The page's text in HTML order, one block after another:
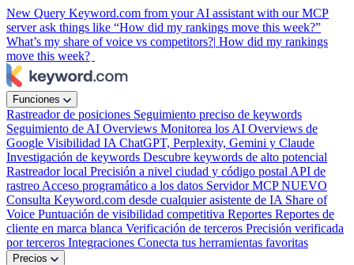
New Query Keyword.com from your AI assistant with our MCP
server ask things like “How did my rankings move this week?”
What’s my share of voice vs competitors?| How did my rankings
move this week?
Funciones
Rastreador de posiciones Seguimiento preciso de keywords
Seguimiento de AI Overviews Monitorea los AI Overviews de
Google Visibilidad IA ChatGPT, Perplexity, Gemini y Claude
Investigación de keywords Descubre keywords de alto potencial
Rastreador local Precisión a nivel ciudad y código postal API de
rastreo Acceso programático a los datos Servidor MCPNUEVO
Consulta Keyword.com desde cualquier asistente de IA Share of
Voice Puntuación de visibilidad competitiva Reportes Reportes de
cliente en marca blanca Verificación de terceros Precisión verificada
por terceros Integraciones Conecta tus herramientas favoritas
Precios